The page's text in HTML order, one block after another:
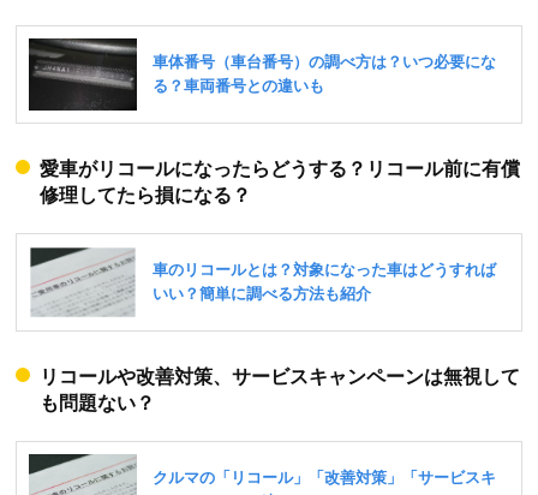
愛車がリコールになったらどうする？リコール前に有償
修理してたら損になる？
リコールや改善対策、サービスキャンペーンは無視して
も問題ない？